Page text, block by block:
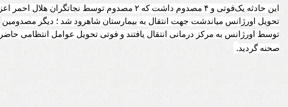
این حادثه یک‌فوتی و ۴ مصدوم داشت که ۲ مصدوم توسط نجاتگران هلال احمر
تحویل اورژانس میاندشت جهت انتقال به بیمارستان شاهرود شد ؛ دیگر مصدومین
توسط اورژانس به مرکز درمانی انتقال یافتند و فوتی تحویل عوامل انتظامی حاضر
صحنه گرديد.